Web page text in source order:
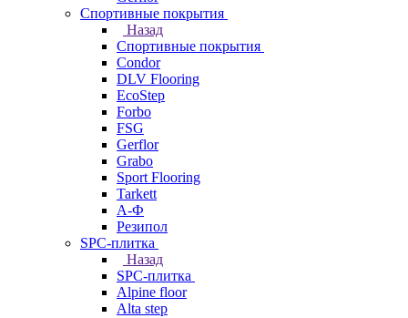
Спортивные покрытия
Назад
Спортивные покрытия
Condor
DLV Flooring
EcoStep
Forbo
FSG
Gerflor
Grabo
Sport Flooring
Tarkett
А-Ф
Резипол
SPC-плитка
Назад
SPC-плитка
Alpine floor
Alta step